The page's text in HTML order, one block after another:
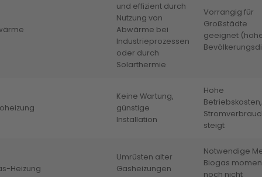
und effizient durch
Nutzung von
Abwärme bei
Industrieprozessen
oder durch
Solarthermie
Vorrangig für
Großstädte
geeignet
Keine Wartung,
günstige
Installation
Hohe
Betriebskosten,
steigt
Heizung
Umrüsten alter
Gasheizungen
Notwendige
Biogas
noch nicht